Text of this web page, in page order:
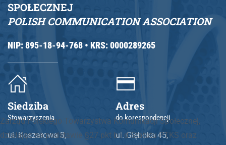
SPOŁECZNEJ
POLISH COMMUNICATION ASSOCIATION
NIP: 895-18-94-768 • KRS: 0000289265
Siedziba
Stowarzyszenia
ul. Koszarowa 3,
Adres
do korespondencji
ul. Głęboka 45,
Zarząd Polskiego Towarzystwa Komunikacji Społecznej,
działając na podstawie §27 pkt b i d Statutu PTKS oraz